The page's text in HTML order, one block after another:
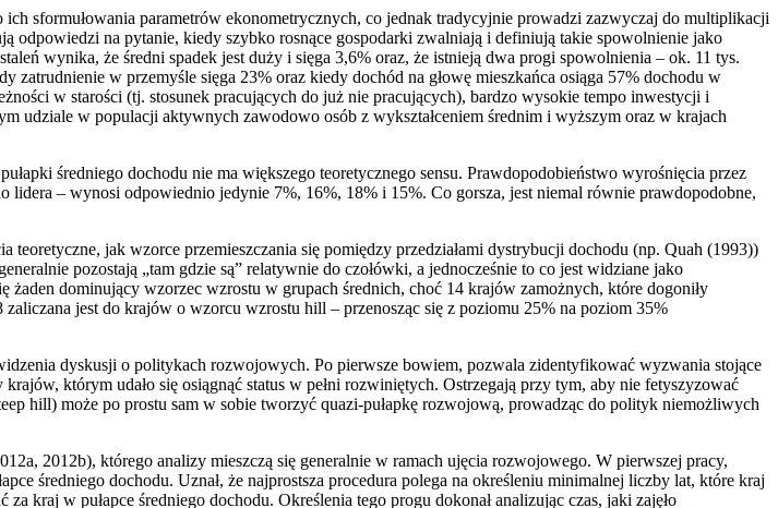
sformułowania parametrów ekonometrycznych, co jednak tradycyjnie prowadzi zazwyczaj do multiplikacji
odpowiedzi na pytanie, kiedy szybko rosnące gospodarki zwalniają i definiują takie spowolnienie jako
wynika, że średni spadek jest duży i sięga 3,6% oraz, że istnieją dwa progi spowolnienia – ok. 11 tys.
w przemyśle sięga 23% oraz kiedy dochód na głowę mieszkańca osiąga 57% dochodu w
w starości (tj. stosunek pracujących do już nie pracujących), bardzo wysokie tempo inwestycji i
udziale w populacji aktywnych zawodowo osób z wykształceniem średnim i wyższym oraz w krajach
średniego dochodu nie ma większego teoretycznego sensu. Prawdopodobieństwo wyrośnięcia przez
– wynosi odpowiednio jedynie 7%, 16%, 18% i 15%. Co gorsza, jest niemal równie prawdopodobne,
jak wzorce przemieszczania się pomiędzy przedziałami dystrybucji dochodu (np. Quah (1993))
pozostają „tam gdzie są” relatywnie do czołówki, a jednocześnie to co jest widziane jako
dominujący wzorzec wzrostu w grupach średnich, choć 14 krajów zamożnych, które dogoniły
jest do krajów o wzorcu wzrostu hill – przenosząc się z poziomu 25% na poziom 35%
dyskusji o politykach rozwojowych. Po pierwsze bowiem, pozwala zidentyfikować wyzwania stojące
którym udało się osiągnąć status w pełni rozwiniętych. Ostrzegają przy tym, aby nie fetyszyzować
hill) może po prostu sam w sobie tworzyć quazi-pułapkę rozwojową, prowadząc do polityk niemożliwych
2012b), którego analizy mieszczą się generalnie w ramach ujęcia rozwojowego. W pierwszej pracy,
średniego dochodu. Uznał, że najprostsza procedura polega na określeniu minimalnej liczby lat, które kraj
kraj w pułapce średniego dochodu. Określenia tego progu dokonał analizując czas, jaki zajęło